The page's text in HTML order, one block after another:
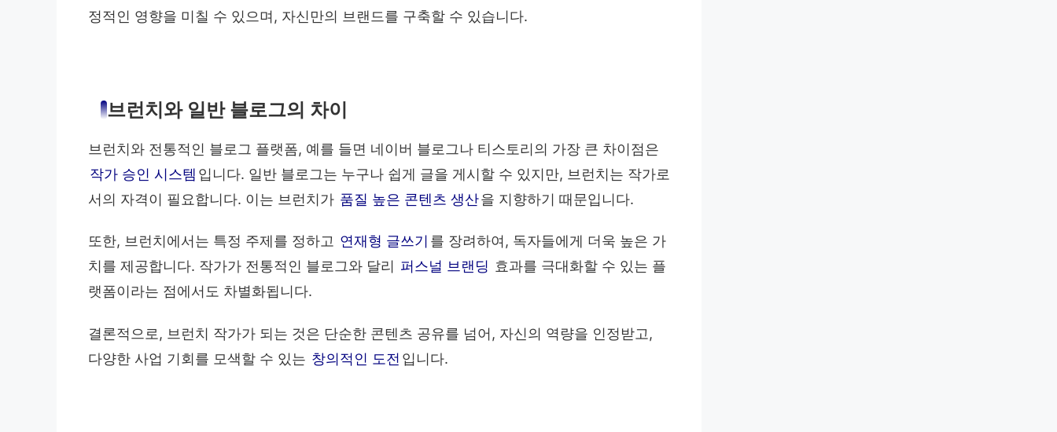
정적인 영향을 미칠 수 있으며, 자신만의 브랜드를 구축할 수 있습니다.
브런치와 일반 블로그의 차이
브런치와 전통적인 블로그 플랫폼, 예를 들면 네이버 블로그나 티스토리의 가장 큰 차이점은
작가 승인 시스템 입니다. 일반 블로그는 누구나 쉽게 글을 게시할 수 있지만, 브런치는 작가로
서의 자격이 필요합니다. 이는 브런치가 품질 높은 콘텐츠 생산을 지향하기 때문입니다.
또한, 브런치에서는 특정 주제를 정하고 연재형 글쓰기 를 장려하여, 독자들에게 더욱 높은 가
치를 제공합니다. 작가가 전통적인 블로그와 달리 퍼스널 브랜딩 효과를 극대화할 수 있는 플
랫폼이라는 점에서도 차별화됩니다.
결론적으로, 브런치 작가가 되는 것은 단순한 콘텐츠 공유를 넘어, 자신의 역량을 인정받고,
다양한 사업 기회를 모색할 수 있는 창의적인 도전 입니다.